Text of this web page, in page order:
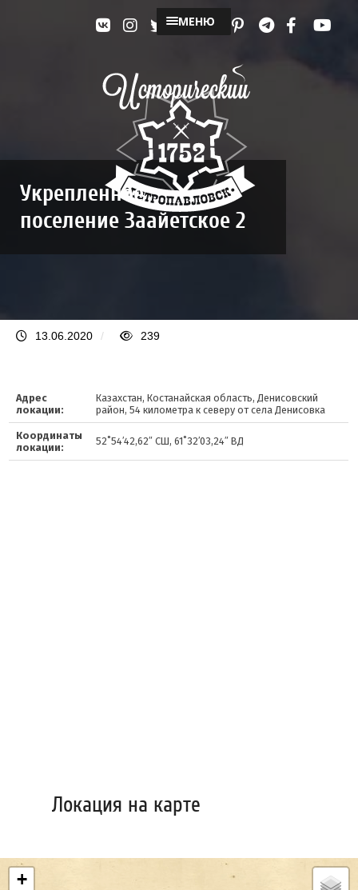
МЕНЮ
Укрепленное
поселение Заайетское 2
13.06.2020 / 239
Адрес
локации:
Казахстан, Костанайская область, Денисовский
район, 54 километра к северу от села Денисовка
Координаты
локации:
52˚54′42,62″ СШ, 61˚32′03,24″ ВД
Локация на карте
+